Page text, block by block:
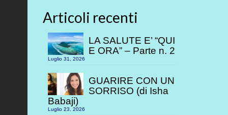
Articoli recenti
LA SALUTE E’ “QUI
E ORA” – Parte n. 2
Luglio 31, 2026
GUARIRE CON UN
SORRISO (di Isha
Babaji)
Luglio 23, 2026